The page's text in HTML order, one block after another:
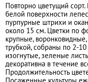
Повторно цветущий
белой поверхности
пурпурные штрихи и
около 15 см. Цветки по
крупные,
трубкой, собраны по 2-
изогнутые, зеленые
декоративна в течение
Продолжительность
Посаженные культуры